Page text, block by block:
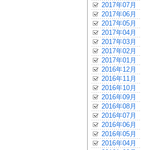
2017年07月
2017年06月
2017年05月
2017年04月
2017年03月
2017年02月
2017年01月
2016年12月
2016年11月
2016年10月
2016年09月
2016年08月
2016年07月
2016年06月
2016年05月
2016年04月